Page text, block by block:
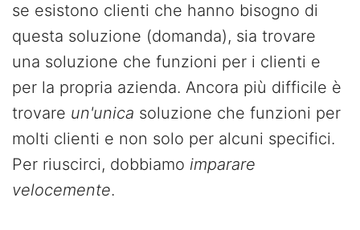
se esistono clienti che hanno bisogno di
questa soluzione (domanda), sia trovare
una soluzione che funzioni per i clienti e
per la propria azienda. Ancora più difficile è
trovare un'unica soluzione che funzioni per
molti clienti e non solo per alcuni specifici.
Per riuscirci, dobbiamo imparare
velocemente.